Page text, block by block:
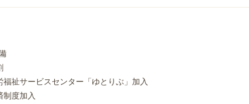
福祉サービスセンター「ゆとりぶ」加入
制度加入